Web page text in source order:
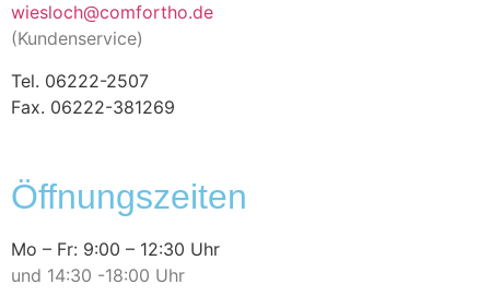
wiesloch@comfortho.de
(Kundenservice)
Tel. 06222-2507
Fax. 06222-381269
Öffnungszeiten
Mo – Fr: 9:00 – 12:30 Uhr
und 14:30 -18:00 Uhr